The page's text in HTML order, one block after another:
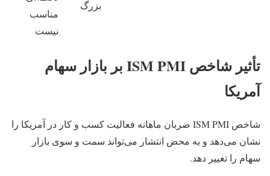
بزرگ
مناسب
نیست
تأثیر شاخص ISM PMI بر بازار سهام
آمریکا
شاخص‌ ISM PMI ضربان ماهانه فعالیت کسب‌ و کار در آمریکا را
نشان می‌دهد و به‌ محض انتشار می‌تواند سمت‌ و سوی بازار
سهام را تغییر دهد.